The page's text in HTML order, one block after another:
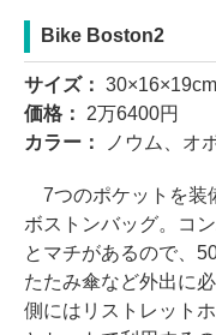
Bike Boston2
サイズ： 30×16×19cm
価格： 2万6400円
カラー：
ノウム、オ
7つのポケットを装
ボストンバッグ。コ
とマチがあるので、
たたみ傘など外出に
側にはリストレット